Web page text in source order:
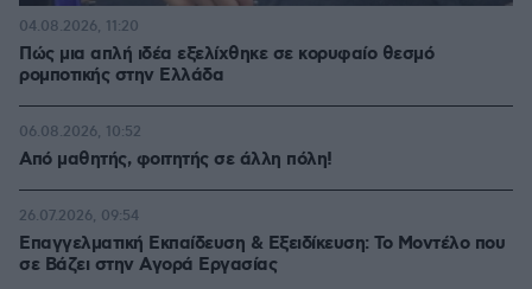
Πώς μια απλή ιδέα εξελίχθηκε σε κορυφαίο θεσμό
ρομποτικής στην Ελλάδα
04.08.2026, 11:20
Από μαθητής, φοιτητής σε άλλη πόλη!
06.08.2026, 10:52
Επαγγελματική Εκπαίδευση & Εξειδίκευση: Το Mοντέλο που
σε Bάζει στην Aγορά Eργασίας
26.07.2026, 09:54